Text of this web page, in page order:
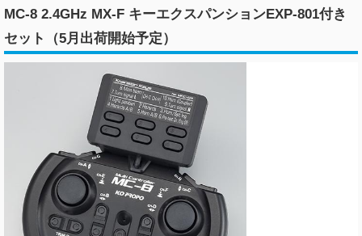
MC-8 2.4GHz MX-F キーエクスパンションEXP-801付き
セット（5月出荷開始予定）